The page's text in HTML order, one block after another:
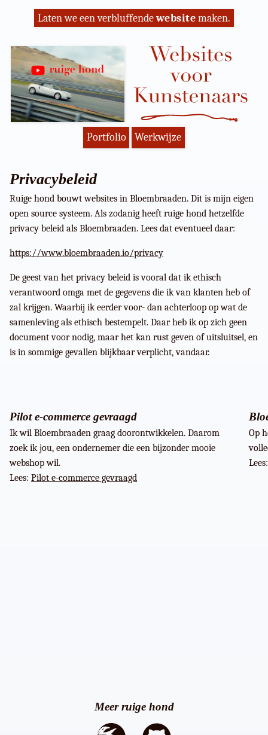
Laten we een verbluffendewebsitemaken.
Privacybeleid
Ruige hond bouwt websites in Bloembraaden. Dit is mijn eigen
open source systeem. Als zodanig heeft ruige hond hetzelfde
privacy beleid als Bloembraaden. Lees dat eventueel daar:
https://www.bloembraaden.io/privacy
De geest van het privacy beleid is vooral dat ik ethisch
verantwoord omga met de gegevens die ik van klanten heb of
zal krijgen. Waarbij ik eerder voor- dan achterloop op wat de
samenleving als ethisch bestempelt. Daar heb ik op zich geen
document voor nodig, maar het kan rust geven of uitsluitsel, en
is in sommige gevallen blijkbaar verplicht, vandaar.
Portfolio Werkwijze
Pilot e-commerce gevraagd
Ik wil Bloembraaden graag doorontwikkelen. Daarom
zoek ik jou, een ondernemer die een bijzonder mooie
webshop wil.
Lees: Pilot e-commerce gevraagd
Op
Meer ruige hond